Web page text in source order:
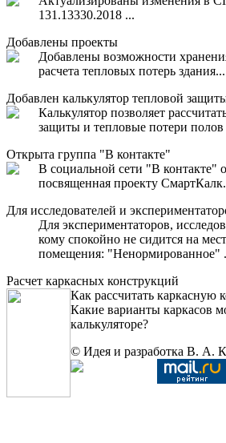
131.13330.2018 ...
Добавлены проекты
Добавлены возможности
расчета тепловых потерь здания...
Добавлен калькулятор тепловой
Калькулятор позволяет
защиты и тепловые потери полов
Открыта группа "В контакте"
В социальной сети "В контакте"
посвященная проекту
Для исследователей и
Для экспериментаторов,
кому спокойно не сидится на
помещения: "Ненормированное"
Расчет каркасных конструкций
Как рассчитать каркасную
Какие варианты каркасов
калькуляторе?
© Идея и разработка В. А.